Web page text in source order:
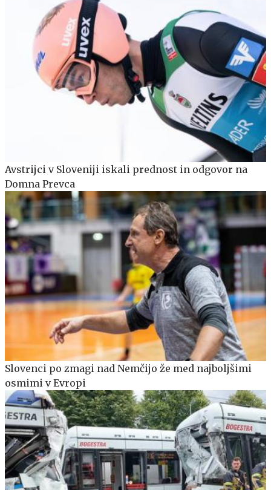
Avstrijci v Sloveniji iskali prednost in odgovor na
Domna Prevca
Slovenci po zmagi nad Nemčijo že med najboljšimi
osmimi v Evropi